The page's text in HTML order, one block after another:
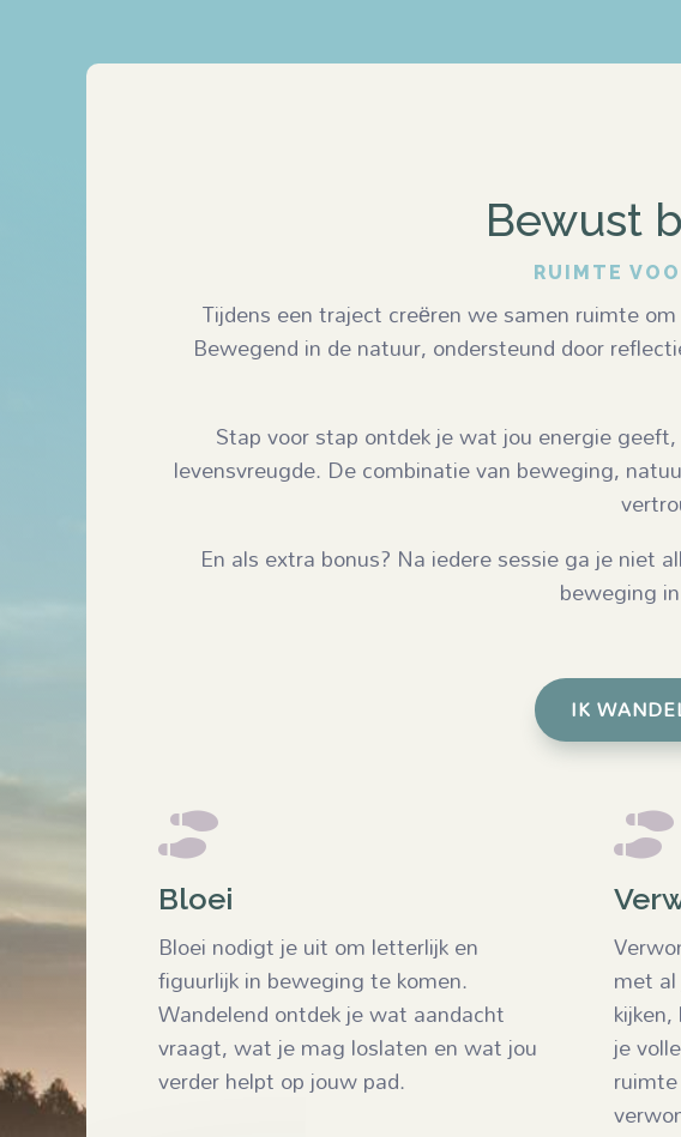
Bewust
RUIMTE
Tijdens een traject creëren we samen ruimte
Bewegend in de natuur, ondersteund door
Stap voor stap ontdek je wat jou energie
levensvreugde. De combinatie van beweging,
En als extra bonus? Na iedere sessie ga je niet
beweging
IK

Bloei
Bloei nodigt je uit om letterlijk en
figuurlijk in beweging te komen.
Wandelend ontdek je wat aandacht
vraagt, wat je mag loslaten en wat jou
verder helpt op jouw pad.

met
je